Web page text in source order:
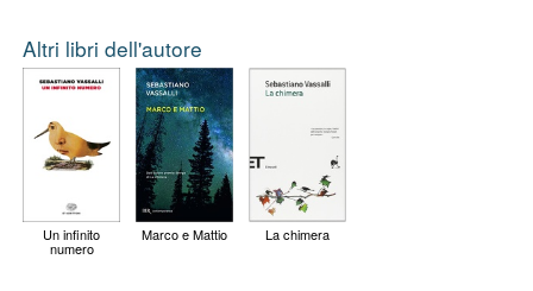
Altri libri dell'autore
Un infinito
numero
Marco e Mattio La chimera